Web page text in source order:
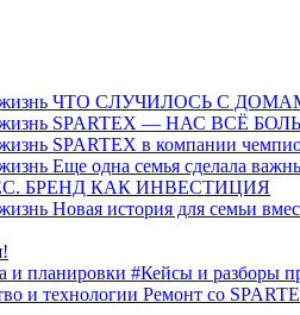
ЧТО СЛУЧИЛОСЬ С
SPARTEX — НАС ВСЁ
SPARTEX в компании
Еще одна семья сделала
БРЕНД КАК ИНВЕСТИЦИЯ
Новая история для семьи
и планировки #Кейсы и разборы
и технологии Ремонт со